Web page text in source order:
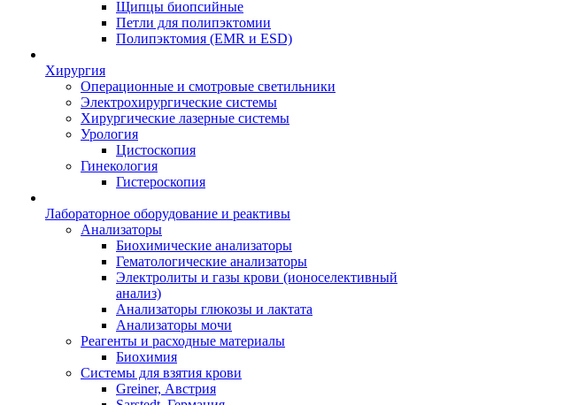
Щипцы биопсийные
Петли для полипэктомии
Полипэктомия (EMR и ESD)
Хирургия
Операционные и смотровые светильники
Электрохирургические системы
Хирургические лазерные системы
Урология
Цистоскопия
Гинекология
Гистероскопия
Лабораторное оборудование и реактивы
Анализаторы
Биохимические анализаторы
Гематологические анализаторы
Электролиты и газы крови (ионоселективный
анализ)
Анализаторы глюкозы и лактата
Анализаторы мочи
Реагенты и расходные материалы
Биохимия
Системы для взятия крови
Greiner, Австрия